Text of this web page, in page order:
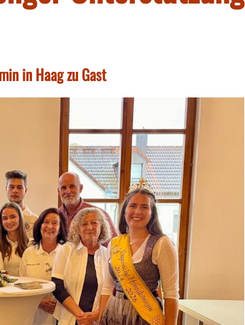
in Haag zu Gast